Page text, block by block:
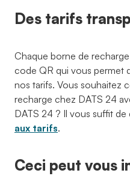
Des tarifs
Chaque borne de
code QR qui vous permet
nos tarifs. Vous souhaitez
recharge chez DATS 24
DATS 24 ? Il vous suffit
aux tarifs.
Ceci peut vous